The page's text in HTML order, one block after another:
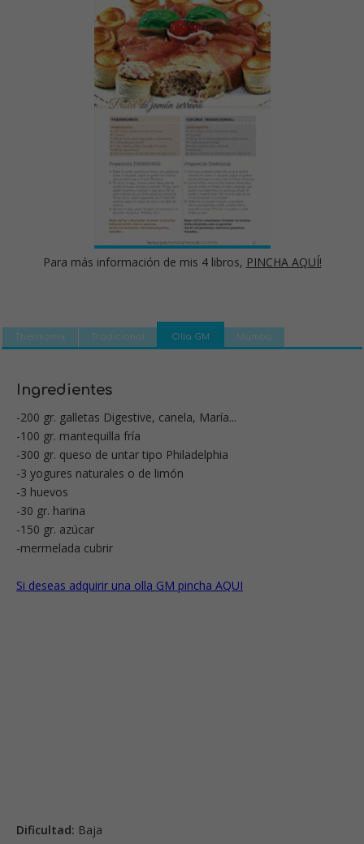
Para más información de mis 4 libros, PINCHA AQUÍ!
Thermomix Tradicional Olla GM Mambo
Ingredientes
-200 gr. galletas Digestive, canela, María...
-100 gr. mantequilla fría
-300 gr. queso de untar tipo Philadelphia
-3 yogures naturales o de limón
-3 huevos
-30 gr. harina
-150 gr. azúcar
-mermelada cubrir
Si deseas adquirir una olla GM pincha AQUI
Dificultad: Baja